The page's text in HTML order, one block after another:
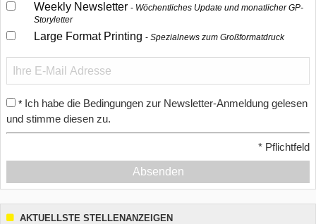
Weekly Newsletter
Wöchentliches Update und monatlicher GP-
Storyletter
Large Format Printing Spezialnews zum Großformatdruck
* Ich habe die Bedingungen zur Newsletter-Anmeldung gelesen
und stimme diesen zu.
* Pflichtfeld
Absenden
AKTUELLSTE STELLENANZEIGEN